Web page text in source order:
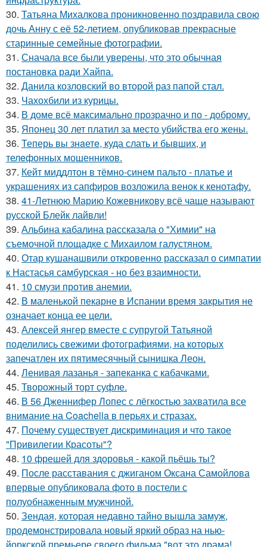
30. Татьяна Михалкова проникновенно поздравила свою
дочь Анну с её 52-летием, опубликовав прекрасные
старинные семейные фотографии.
31. Сначала все были уверены, что это обычная
постановка ради Хайпа.
32. Данила козловский во второй раз папой стал.
33. Чахохбили из курицы.
34. В доме всё максимально прозрачно и по - доброму.
35. Японец 30 лет платил за место убийства его жены.
36. Теперь вы знaетe, куда слать и бывших, и
телeфонныx мошенников.
37. Кейт миддлтон в тёмно-синем пальто - платье и
украшениях из сапфиров возложила венок к кенотафу.
38. 41-Летнюю Марию Кожевникову всё чаще называют
русской Блейк лайвли!
39. Альбина кабалина рассказала о "Химии" на
съемочной площадке с Михаилом галустяном.
40. Отар кушанашвили откровенно рассказал о симпатии
к Настасья самбурская - но без взаимности.
41. 10 смузи против анемии.
42. В маленькой пекарне в Испании время закрытия не
означает конца ее цели.
43. Алексей янгер вместе с супругой Татьяной
поделились свежими фотографиями, на которых
запечатлен их пятимесячный сынишка Леон.
44. Ленивая лазанья - запеканка с кабачками.
45. Творожный торт суфле.
46. В 56 Дженнифер Лопес с лёгкостью захватила все
внимание на Coachella в перьях и стразах.
47. Почему существует дискриминация и что такое
"Привилегии Красоты"?
48. 10 фрешей для здоровья - какой пьёшь ты?
49. После расставания с джиганом Оксана Самойлова
впервые опубликовала фото в постели с
полуобнаженным мужчиной.
50. Зендая, которая недавно тайно вышла замуж,
продемонстрировала новый яркий образ на нью-